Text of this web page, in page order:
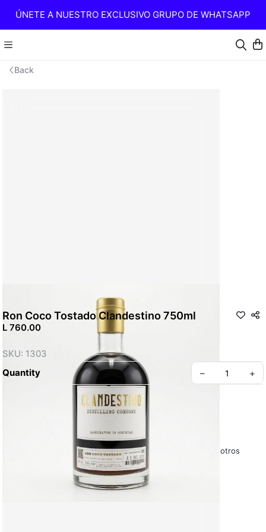
ÚNETE A NUESTRO EXCLUSIVO GRUPO DE WHATSAPP
Back
Ron Coco Tostado Clandestino 750ml
L 760.00
SKU: 1303
Quantity
– +
Políticas y Condiciones – La Casa de Todo
Sobre Nosotros
Preguntas Frecuentes – La Casa de Todo